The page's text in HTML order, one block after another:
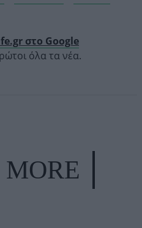
στο Google
όλα τα νέα.